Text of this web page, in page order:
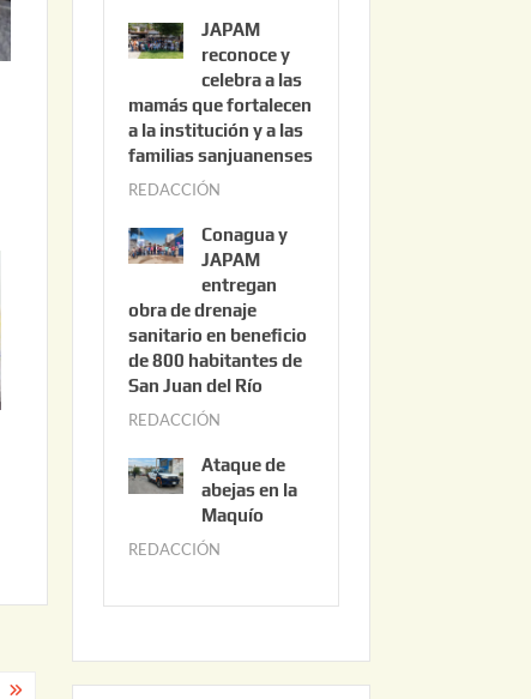
s
t
o
3
0
2
6
JAPAM
reconoce y
celebra a las
mamás que fortalecen
a la institución y a las
familias sanjuanenses
REDACCIÓN
n
i
o
3
0
0
2
6
Conagua y
JAPAM
entregan
obra de drenaje
sanitario en beneficio
de 800 habitantes de
San Juan del Río
REDACCIÓN
n
i
0
2
Ataque de
abejas en la
Maquío
REDACCIÓN
y